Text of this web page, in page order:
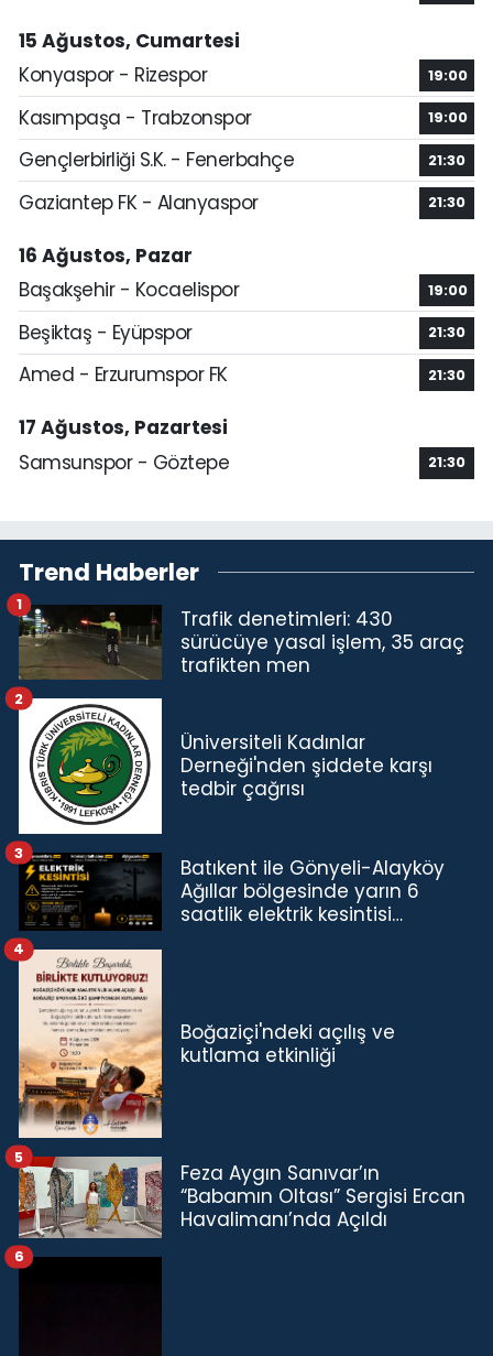
15 Ağustos, Cumartesi
Konyaspor - Rizespor
19:00
Kasımpaşa - Trabzonspor 19:00
Gençlerbirliği S.K. - Fenerbahçe 21:30
Gaziantep FK - Alanyaspor 21:30
16 Ağustos, Pazar
Başakşehir - Kocaelispor
19:00
Beşiktaş - Eyüpspor 21:30
Amed - Erzurumspor FK 21:30
17 Ağustos, Pazartesi
Samsunspor - Göztepe
21:30
Trend Haberler
Trafik denetimleri: 430
sürücüye yasal işlem, 35 araç
trafikten men
1
Üniversiteli Kadınlar
Derneği'nden şiddete karşı
tedbir çağrısı
2
Batıkent ile Gönyeli-Alayköy
Ağıllar bölgesinde yarın 6
saatlik elektrik kesintisi…
3
Boğaziçi'ndeki açılış ve
kutlama etkinliği
4
Feza Aygın Sanıvar’ın
“Babamın Oltası” Sergisi Ercan
Havalimanı’nda Açıldı
5
6